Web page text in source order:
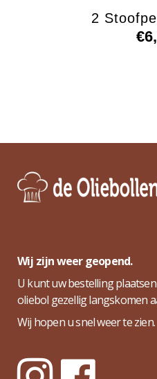
2
€
Wij zijn weer geopend.
U kunt uw bestelling
oliebol gezellig langskomen
Wij hopen u snel weer te zien.